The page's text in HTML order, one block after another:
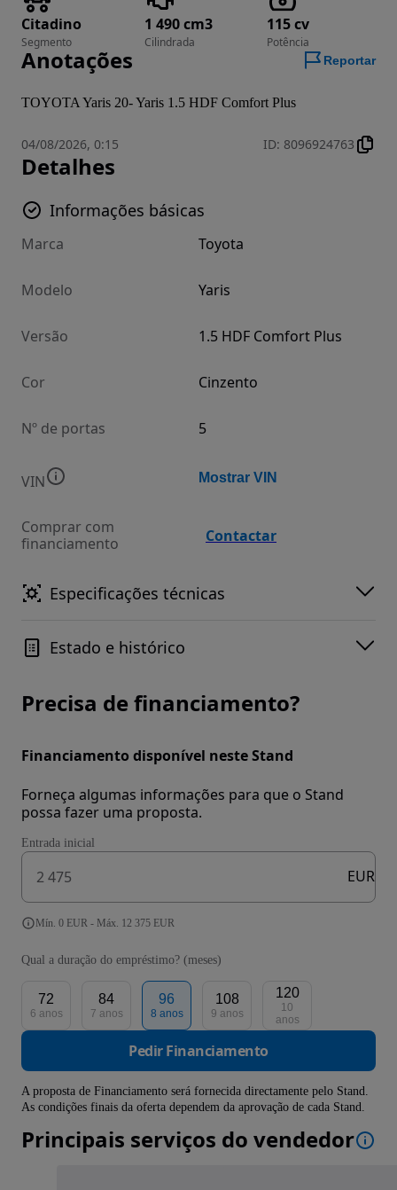
Citadino
Segmento
1 490 cm3
Cilindrada
115 cv
Potência
Anotações Reportar
TOYOTA Yaris 20- Yaris 1.5 HDF Comfort Plus
04/08/2026, 0:15 ID: 8096924763
Detalhes
Informações básicas
Marca Toyota
Modelo Yaris
Versão 1.5 HDF Comfort Plus
Cor Cinzento
Nº de portas 5
VIN Mostrar VIN
Comprar com
financiamento
Contactar
Especificações técnicas
Estado e histórico
Precisa de financiamento?
Financiamento disponível neste Stand
Forneça algumas informações para que o Stand
possa fazer uma proposta.
Entrada inicial
EUR
Mín. 0 EUR - Máx. 12 375 EUR
Qual a duração do empréstimo? (meses)
72
6 anos
84
7 anos
96
8 anos
108
9 anos
120
10
anos
Pedir Financiamento
A proposta de Financiamento será fornecida directamente pelo Stand.
As condições finais da oferta dependem da aprovação de cada Stand.
Principais serviços do vendedor